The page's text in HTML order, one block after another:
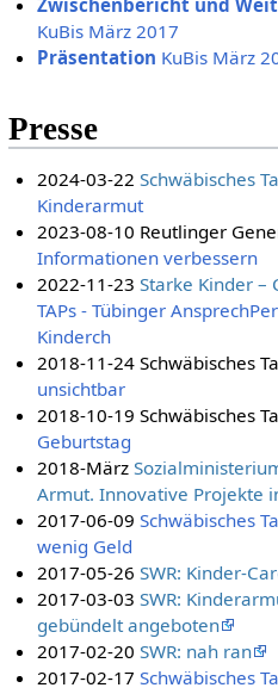
Zwischenbericht und
KuBis März 2017
Präsentation KuBis März
Presse
2024-03-22Schwäbisches
Kinderarmut
2023-08-10 Reutlinger
Informationen verbessern
2022-11-23Starke Kinder –
TAPs - Tübinger
Kinderch
2018-11-24 Schwäbisches
unsichtbar
2018-10-19 Schwäbisches
Geburtstag
2018-März
Armut. Innovative Projekte
2017-06-09Schwäbisches
wenig Geld
2017-05-26SWR: Kinder-
2017-03-03SWR:
gebündelt angeboten
2017-02-20SWR: nah ran
2017-02-17Schwäbisches